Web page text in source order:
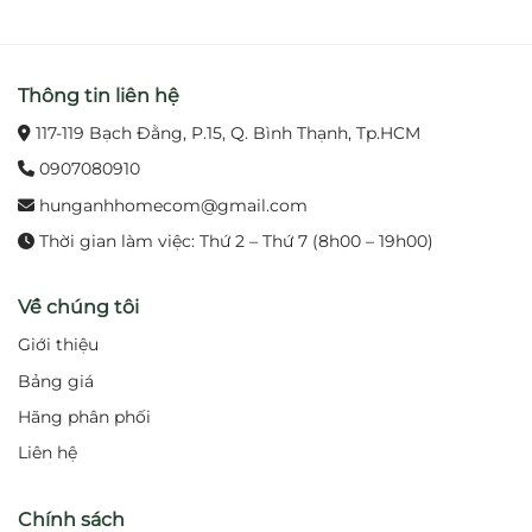
3. Lợi ích khi sử dụng
Mang lại sự tiện nghi, thoải mái trong quá trình
sử dụng.
Tăng tính thẩm mỹ, giúp phòng tắm trở nên gọn
Bền bỉ theo thời gian, giảm chi phí bảo trì và thay
thế.
Đáp ứng nhu cầu sử dụng nước nóng – lạnh tiện
lợi, phù hợp nhiều mùa trong năm.
4. Ứng dụng
Thông tin liên hệ
117-119 Bạch Đằng, P.15, Q. Bình Thạnh, Tp.HCM
0907080910
hunganhhomecom@gmail.com
Thời gian làm việc: Thứ 2 – Thứ 7 (8h00 – 19h00)
Về chúng tôi
Giới thiệu
Bảng giá
Hãng phân phối
Liên hệ
Chính sách